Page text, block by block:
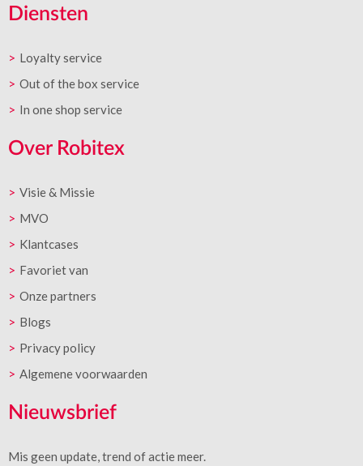
Diensten
Loyalty service
Out of the box service
In one shop service
Over Robitex
Visie & Missie
MVO
Klantcases
Favoriet van
Onze partners
Blogs
Privacy policy
Algemene voorwaarden
Nieuwsbrief
Mis geen update, trend of actie meer.